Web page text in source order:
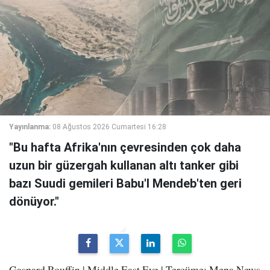
Yayınlanma: 08 Ağustos 2026 Cumartesi 16:28
"Bu hafta Afrika'nın çevresinden çok daha
uzun bir güzergah kullanan altı tanker gibi
bazı Suudi gemileri Babu'l Mendeb'ten geri
dönüyor."